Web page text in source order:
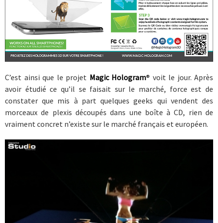
C’est ainsi que le projet Magic Hologram® voit le jour. Après
avoir étudié ce qu’il se faisait sur le marché, force est de
constater que mis à part quelques geeks qui vendent des
morceaux de plexis découpés dans une boîte à CD, rien de
vraiment concret n’existe sur le marché français et européen.